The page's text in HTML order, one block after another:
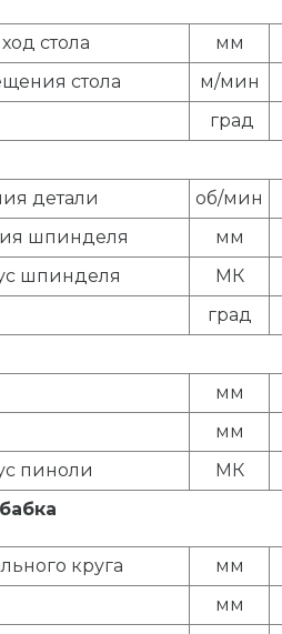
стола
мм
стола
м/мин
град
детали
об/мин
шпинделя
мм
шпинделя
МК
град
мм
мм
пиноли
МК
круга мм
мм